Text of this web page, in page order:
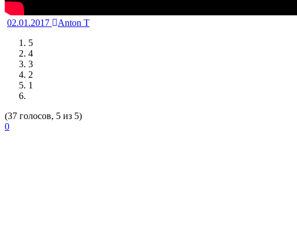
02.01.2017
Anton T
5
4
3
2
1
(37 голосов, 5 из 5)
0